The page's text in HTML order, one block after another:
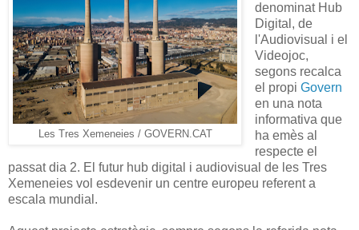
Les Tres Xemeneies / GOVERN.CAT
denominat Hub
Digital, de
l'Audiovisual i el
Videojoc,
segons recalca
el propi Govern
en una nota
informativa que
ha emès al
respecte el
passat dia 2. El futur hub digital i audiovisual de les Tres
Xemeneies vol esdevenir un centre europeu referent a
escala mundial.